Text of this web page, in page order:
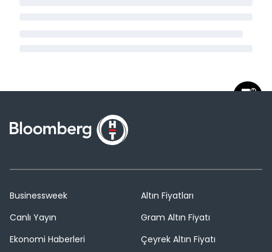
Businessweek
Canlı Yayın
Ekonomi Haberleri
Altın Fiyatları
Gram Altın Fiyatı
Çeyrek Altın Fiyatı